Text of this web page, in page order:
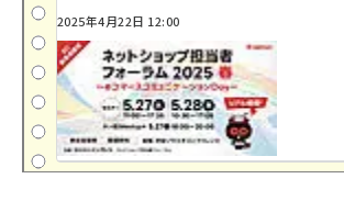
2025年4月22日 12:00